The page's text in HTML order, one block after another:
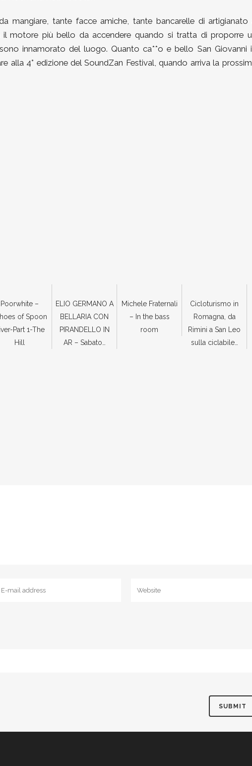
mangiare, tante facce amiche, tante bancarelle di artigianato
motore più bello da accendere quando si tratta di proporre
innamorato del luogo. Quanto ca**o e bello San Giovanni
alla 4° edizione del SoundZan Festival, quando arriva la
Poorwhite –
of Spoon
Part 1-The
Hill
ELIO GERMANO A
BELLARIA CON
PIRANDELLO IN
AR – Sabato…
Michele Fraternali
– In the bass
room
Cicloturismo in
Romagna, da
Rimini a San Leo
sulla ciclabile…